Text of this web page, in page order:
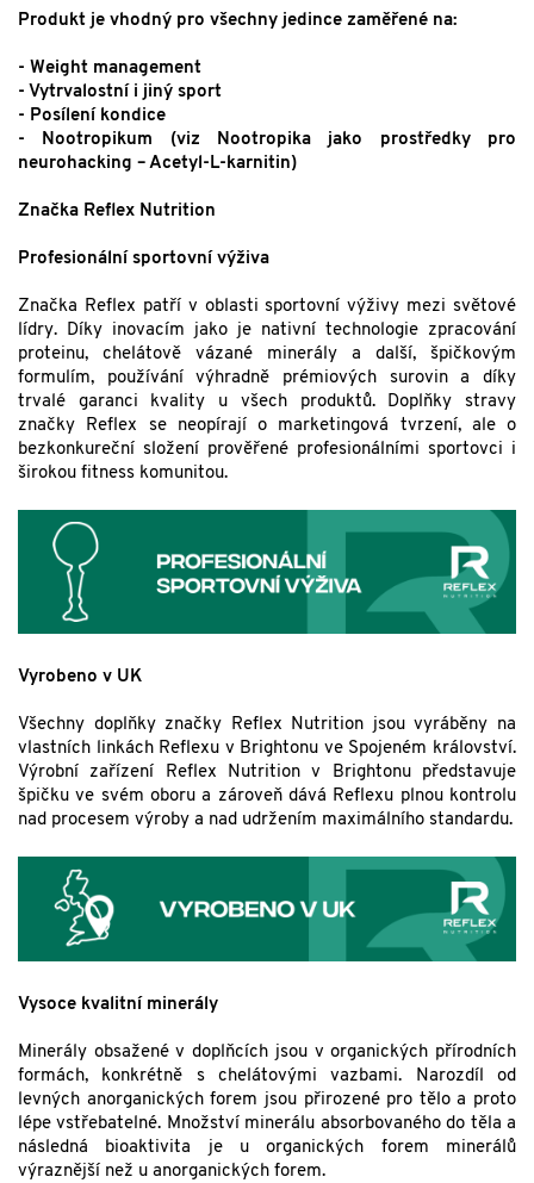
Produkt je vhodný pro všechny jedince zaměřené na:
- Weight management
- Vytrvalostní i jiný sport
- Posílení kondice
- Nootropikum (viz Nootropika jako prostředky pro
neurohacking – Acetyl-L-karnitin)
Značka Reflex Nutrition
Profesionální sportovní výživa
Značka Reflex patří v oblasti sportovní výživy mezi světové
lídry. Díky inovacím jako je nativní technologie zpracování
proteinu, chelátově vázané minerály a další, špičkovým
formulím, používání výhradně prémiových surovin a díky
trvalé garanci kvality u všech produktů. Doplňky stravy
značky Reflex se neopírají o marketingová tvrzení, ale o
bezkonkureční složení prověřené profesionálními sportovci i
širokou fitness komunitou.
Vyrobeno v UK
Všechny doplňky značky Reflex Nutrition jsou vyráběny na
vlastních linkách Reflexu v Brightonu ve Spojeném království.
Výrobní zařízení Reflex Nutrition v Brightonu představuje
špičku ve svém oboru a zároveň dává Reflexu plnou kontrolu
nad procesem výroby a nad udržením maximálního standardu.
Vysoce kvalitní minerály
Minerály obsažené v doplňcích jsou v organických přírodních
formách, konkrétně s chelátovými vazbami. Narozdíl od
levných anorganických forem jsou přirozené pro tělo a proto
lépe vstřebatelné. Množství minerálu absorbovaného do těla a
následná bioaktivita je u organických forem minerálů
výraznější než u anorganických forem.